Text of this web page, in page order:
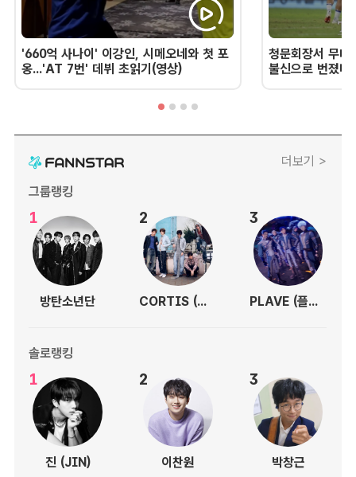
'660억 사나이' 이강인, 시메오네와 첫 포
옹...'AT 7번' 데뷔 초읽기(영상)
청문회장서 무너
불신으로 번졌
더보기 >
그룹랭킹
1
방탄소년단
2
CORTIS (코르티스)
3
PLAVE (플레이브)
솔로랭킹
1
진 (JIN)
2
이찬원
3
박창근